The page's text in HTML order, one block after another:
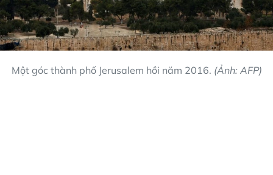
Một góc thành phố Jerusalem hồi năm 2016. (Ảnh: AFP)